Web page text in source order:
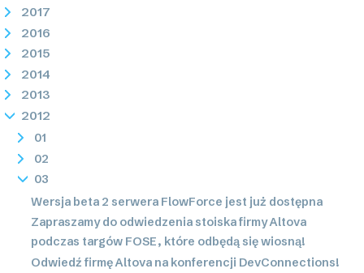
2017
2016
2015
2014
2013
2012
01
02
03
Wersja beta 2 serwera FlowForce jest już dostępna
Zapraszamy do odwiedzenia stoiska firmy Altova
podczas targów FOSE, które odbędą się wiosną!
Odwiedź firmę Altova na konferencji DevConnections!